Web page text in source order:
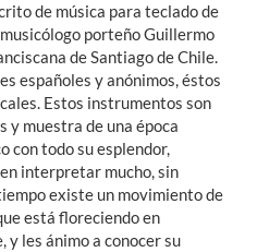
de música para teclado de
porteño Guillermo
de Santiago de Chile.
españoles y anónimos, éstos
Estos instrumentos son
muestra de una época
con todo su esplendor,
interpretar mucho, sin
existe un movimiento de
está floreciendo en
y les ánimo a conocer su